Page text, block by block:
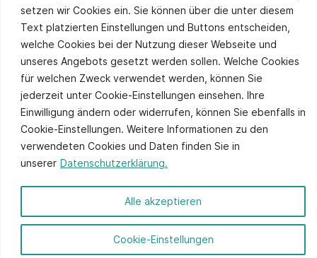
setzen wir Cookies ein. Sie können über die unter diesem
Text platzierten Einstellungen und Buttons entscheiden,
welche Cookies bei der Nutzung dieser Webseite und
unseres Angebots gesetzt werden sollen. Welche Cookies
für welchen Zweck verwendet werden, können Sie
jederzeit unter Cookie-Einstellungen einsehen. Ihre
Einwilligung ändern oder widerrufen, können Sie ebenfalls in
Cookie-Einstellungen. Weitere Informationen zu den
verwendeten Cookies und Daten finden Sie in
unserer Datenschutzerklärung.
Cookie-Einstellungen
Alle akzeptieren
© 2026 ITCS - Website byaxtesys
Impressum
Datenschutz